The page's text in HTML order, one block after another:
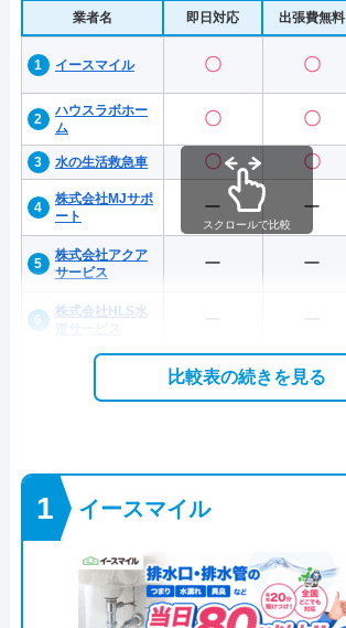
業者名 即日対応 出張費無料
イースマイル 〇 〇
ハウスラボホー
ム
〇 〇
水の生活救急車 〇 〇
株式会社MJサポ
ート
ー ー
株式会社アクア
サービス
ー ー
株式会社HLS水
スクロールで比較
比較表の続きを見る
イースマイル